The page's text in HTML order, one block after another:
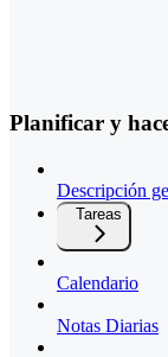
Planificar y
Descripción
Tareas
Calendario
Notas Diarias